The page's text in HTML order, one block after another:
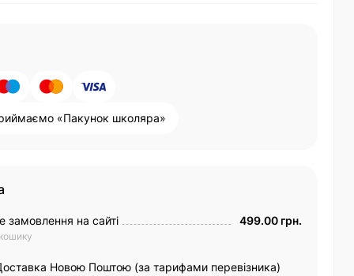
«Пакунок школяра»
замовлення на сайті 499.00 грн.
Новою Поштою (за тарифами перевізника)